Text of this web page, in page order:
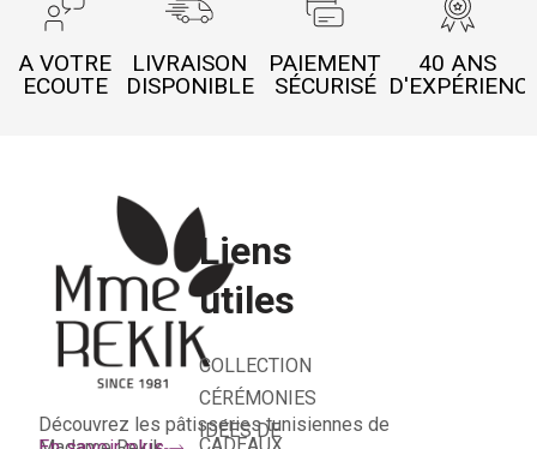
A VOTRE
ECOUTE
LIVRAISON
DISPONIBLE
PAIEMENT
SÉCURISÉ
40 ANS
Découvrez les pâtisseries tunisiennes de
Liens
utiles
COLLECTION
CÉRÉMONIES
IDÉES DE
CADEAUX